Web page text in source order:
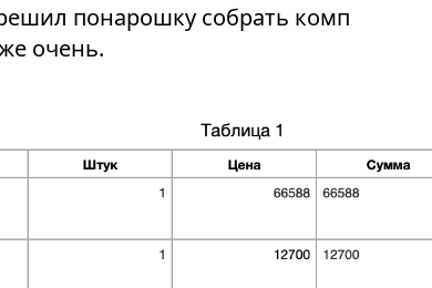
понарошку собрать комп
очень.